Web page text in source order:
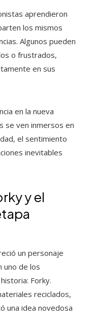
aprendieron
los mismos
Algunos pueden
o frustrados,
en sus
en la nueva
se ven inmersos en
el sentimiento
inevitables
y el
un personaje
uno de los
Forky.
reciclados,
una idea novedosa